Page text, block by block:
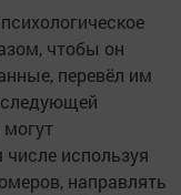
чтобы он
перевёл им
используя
направлять